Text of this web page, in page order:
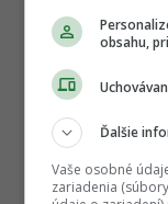
obsahu,
Ďalšie
Vaše osobné
zariadenia